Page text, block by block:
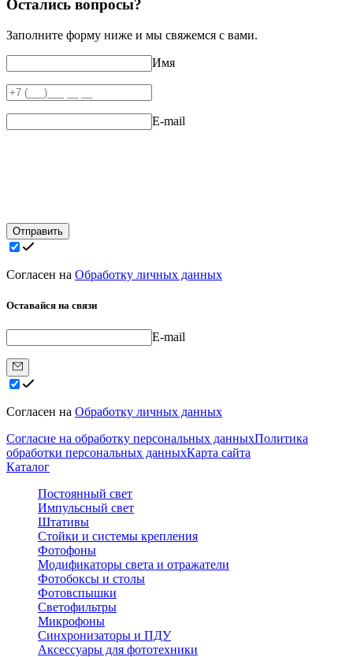
Остались вопросы?
Заполните форму ниже и мы свяжемся с вами.
Имя
E-mail
Отправить
Согласен на Обработку личных данных
Оставайся на связи
E-mail
Согласен на Обработку личных данных
Согласие на обработку персональных данныхПолитика
обработки персональных данныхКарта сайта
Каталог
Постоянный свет
Импульсный свет
Штативы
Стойки и системы крепления
Фотофоны
Модификаторы света и отражатели
Фотобоксы и столы
Фотовспышки
Светофильтры
Микрофоны
Синхронизаторы и ПДУ
Аксессуары для фототехники